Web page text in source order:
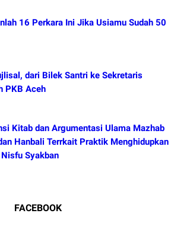
16 Perkara Ini Jika Usiamu Sudah 50
dari Bilek Santri ke Sekretaris
PKB Aceh
Kitab dan Argumentasi Ulama Mazhab
Hanbali Terrkait Praktik Menghidupkan
Syakban
FACEBOOK